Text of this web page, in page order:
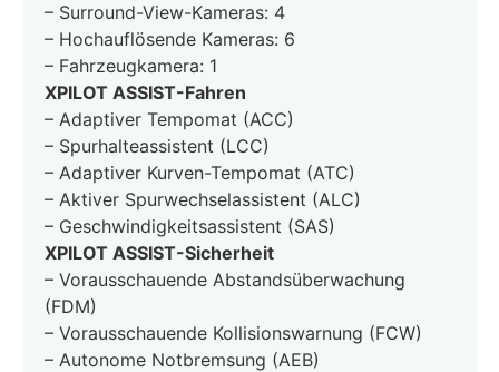
– Surround-View-Kameras: 4
– Hochauflösende Kameras: 6
– Fahrzeugkamera: 1
XPILOT ASSIST-Fahren
– Adaptiver Tempomat (ACC)
– Spurhalteassistent (LCC)
– Adaptiver Kurven-Tempomat (ATC)
– Aktiver Spurwechselassistent (ALC)
– Geschwindigkeitsassistent (SAS)
XPILOT ASSIST-Sicherheit
– Vorausschauende Abstandsüberwachung
(FDM)
– Vorausschauende Kollisionswarnung (FCW)
– Autonome Notbremsung (AEB)